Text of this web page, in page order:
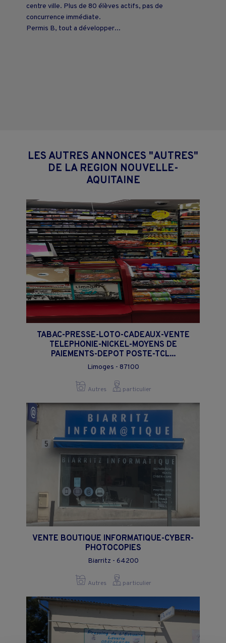
centre ville. Plus de 80 élèves actifs, pas de
concurrence immédiate.
Permis B, tout a développer...
LES AUTRES ANNONCES "AUTRES"
DE LA REGION NOUVELLE-
AQUITAINE
TABAC-PRESSE-LOTO-CADEAUX-VENTE
TELEPHONIE-NICKEL-MOYENS DE
PAIEMENTS-DEPOT POSTE-TCL...
Limoges - 87100
Autres particulier
VENTE BOUTIQUE INFORMATIQUE-CYBER-
PHOTOCOPIES
Biarritz - 64200
Autres particulier